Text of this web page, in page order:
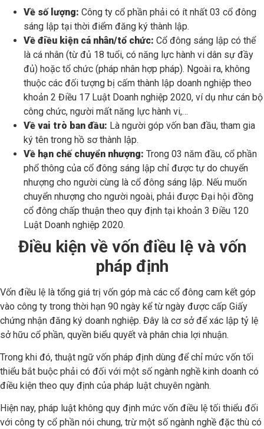
Về số lượng: Công ty cổ phần phải có ít nhất 03 cổ đông
sáng lập tại thời điểm đăng ký thành lập.
Về điều kiện cá nhân/tổ chức: Cổ đông sáng lập có thể
là cá nhân (từ đủ 18 tuổi, có năng lực hành vi dân sự đầy
đủ) hoặc tổ chức (pháp nhân hợp pháp). Ngoài ra, không
thuộc các đối tượng bị cấm thành lập doanh nghiệp theo
khoản 2 Điều 17 Luật Doanh nghiệp 2020, ví dụ như cán bộ
công chức, người mất năng lực hành vi,…
Về vai trò ban đầu: Là người góp vốn ban đầu, tham gia
ký tên trong hồ sơ thành lập.
Về hạn chế chuyển nhượng: Trong 03 năm đầu, cổ phần
phổ thông của cổ đông sáng lập chỉ được tự do chuyển
nhượng cho người cùng là cổ đông sáng lập. Nếu muốn
chuyển nhượng cho người ngoài, phải được Đại hội đồng
cổ đông chấp thuận theo quy định tại khoản 3 Điều 120
Luật Doanh nghiệp 2020.
Điều kiện về vốn điều lệ và vốn
pháp định
Vốn điều lệ là tổng giá trị vốn góp mà các cổ đông cam kết góp
vào công ty trong thời hạn 90 ngày kể từ ngày được cấp Giấy
chứng nhận đăng ký doanh nghiệp. Đây là cơ sở để xác lập tỷ lệ
sở hữu cổ phần, quyền biểu quyết và phân chia lợi nhuận.
Trong khi đó, thuật ngữ vốn pháp định dùng để chỉ mức vốn tối
thiểu bắt buộc phải có đối với một số ngành nghề kinh doanh có
điều kiện theo quy định của pháp luật chuyên ngành.
Hiện nay, pháp luật không quy định mức vốn điều lệ tối thiểu đối
với công ty cổ phần nói chung, trừ một số ngành nghề đặc thù có